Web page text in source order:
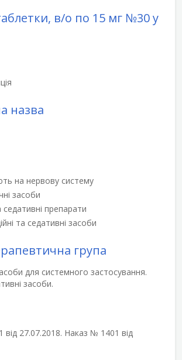
в/о по 15 мг №30 у
назва
на нервову систему
засоби
седативні препарати
та седативні засоби
група
для системного застосування.
засоби.
27.07.2018. Наказ № 1401 від